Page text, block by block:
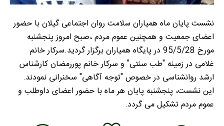
نشست پایان ماه همیاران سلامت روان اجتماعی گیلان با حضور
اعضای جمعیت و همچنین عموم مردم ،صبح امروز پنجشنبه
مورخ 95/5/28 در پایگاه همیاران برگزار گردید.سرکار خانم
غلامی در زمینه "طب سنتی" و سرکار خانم پوررمضان کارشناس
ارشد روانشناسی در خصوص "توجه آگاهی" سخنرانی نمودند.
این نشست، پنجشنبه پایان هر ماه با حضور اعضای داوطلب و
عموم مردم تشکیل می گردد.